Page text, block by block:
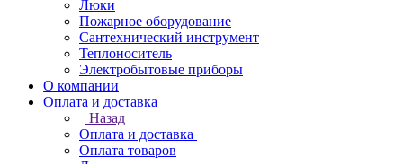
Люки
Пожарное оборудование
Сантехнический инструмент
Теплоноситель
Электробытовые приборы
О компании
Оплата и доставка
Назад
Оплата и доставка
Оплата товаров